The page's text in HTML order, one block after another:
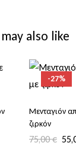
also like
-27%
Μενταγιόν
ζιρκόν
75,00€